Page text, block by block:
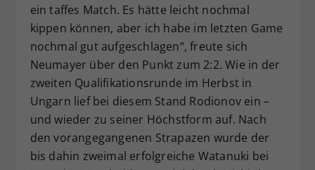
ein taffes Match. Es hätte leicht nochmal
kippen können, aber ich habe im letzten Game
nochmal gut aufgeschlagen“, freute sich
Neumayer über den Punkt zum 2:2. Wie in der
zweiten Qualifikationsrunde im Herbst in
Ungarn lief bei diesem Stand Rodionov ein –
und wieder zu seiner Höchstform auf. Nach
den vorangegangenen Strapazen wurde der
bis dahin zweimal erfolgreiche Watanuki bei